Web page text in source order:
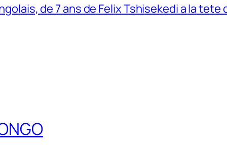
de 7 ans de Felix Tshisekedi a la tete